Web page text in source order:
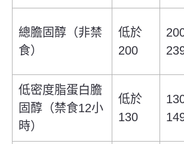
總膽固醇（非禁
食）
低於
200
低密度脂蛋白膽
固醇 （禁食12小
時）
低於
130